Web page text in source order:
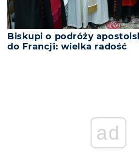
Biskupi o podróży
do Francji: wielka radość
ad